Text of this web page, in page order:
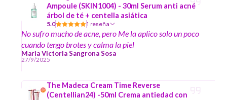
atribuyo a que estaba más sensible, luego de eso solo
beneficios.
Ampoule (SKIN1004) - 30ml Serum anti acné
árbol de té + centella asiática
5.0 1 reseña
No sufro mucho de acne, pero Me la aplico solo un poco
cuando tengo brotes y calma la piel
Maria Victoria Sangrona Sosa
27/9/2025
The Madeca Cream Time Reverse
(Centellian24) -50ml Crema antiedad con